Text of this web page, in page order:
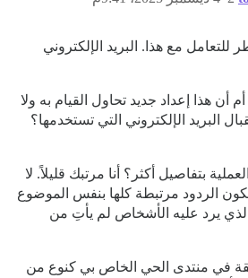
للتعامل مع هذا. البريد الإلكتروني
هذا إعداد جديد تحاول القيام به ولا
البريد الإلكتروني التي تستخدمها؟
بتفاصيل أكثر؟ أنا مرتبك قليلاً. لا
الردود مرتبطة كلها بنفس الموضوع
الذي يرد عليه الأشخاص لم يأتِ من
في منتدى الحي الخاص بي كنوع من